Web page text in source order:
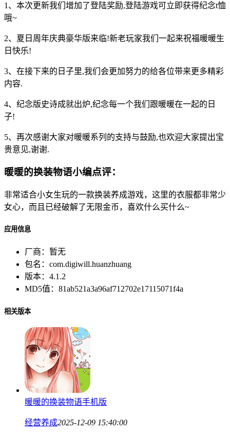
1、本次更新我们增加了登陆奖励,登陆游戏可立即获得纪念t恤
哦~
2、夏日周年庆典豪华版来临!新老玩家我们一起来祝福暖暖生
日快乐!
3、在接下来的日子里,我们会更加努力的给各位带来更多精彩
内容.
4、纪念版史诗成就出炉,纪念每一个我们跟暖暖在一起的日
子!
5、再次感谢大家对暖暖系列的支持与鼓励,也欢迎大家提出宝
贵意见,谢谢.
暖暖的换装物语小编点评：
非常适合小女生玩的一款换装养成游戏，这里的衣服都非常少
女心，而且已经破解了无限金币，喜欢什么买什么~
应用信息
厂商： 暂无
包名： com.digiwill.huanzhuang
版本： 4.1.2
MD5值： 81ab521a3a96af712702e17115071f4a
相关版本
暖暖的换装物语手机版
经营养成2025-12-09 15:40:00